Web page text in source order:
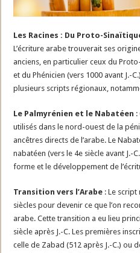
Les Racines : Du Proto-
L’écriture arabe trouverait ses
anciens, en particulier ceux du
et du Phénicien (vers 1000 avant J.-
plusieurs scripts régionaux,
Le Palmyrénien et le Nabatéen :
utilisés dans le nord-ouest de la
ancêtres directs de l’arabe. Le
nabatéen (vers le 4e siècle avant J.-
forme et le développement de
Transition vers l’Arabe : Le
siècles pour devenir ce que l’on
arabe. Cette transition a eu lieu
siècle après J.-C. Les premières
celle de Zabad (512 après J.-C.) ou